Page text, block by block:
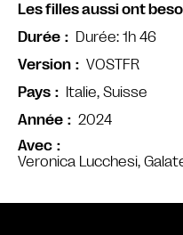
Avec
Veronica Lucchesi,
Les filles aussi ont
Durée
Durée: 1h 46
Version
VOSTFR
Pays
Italie, Suisse
Année
2024